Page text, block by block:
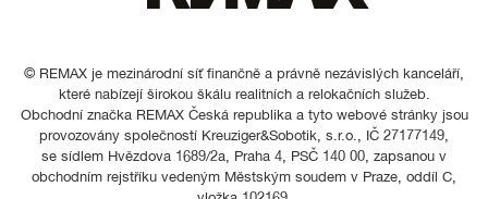
© REMAX je mezinárodní síť finančně a právně nezávislých kanceláří,
které nabízejí širokou škálu realitních a relokačních služeb.
Obchodní značka REMAX Česká republika a tyto webové stránky jsou
provozovány společností Kreuziger&Sobotik, s.r.o., IČ 27177149,
se sídlem Hvězdova 1689/2a, Praha 4, PSČ 140 00, zapsanou v
obchodním rejstříku vedeným Městským soudem v Praze, oddíl C,